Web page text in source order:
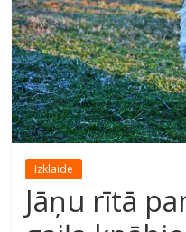
Izklaide
Jāņu rītā